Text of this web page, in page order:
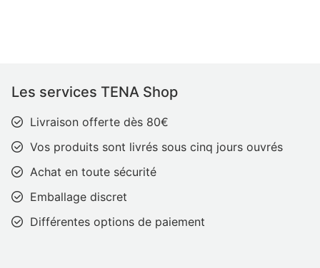
Les services TENA Shop
Livraison offerte dès 80€
Vos produits sont livrés sous cinq jours ouvrés
Achat en toute sécurité
Emballage discret
Différentes options de paiement